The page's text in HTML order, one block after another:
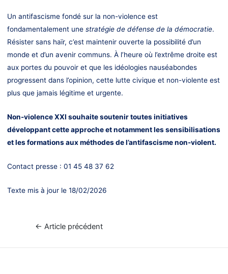
Un antifascisme fondé sur la non-violence est
fondamentalement une stratégie de défense de la démocratie.
Résister sans haïr, c’est maintenir ouverte la possibilité d’un
monde et d’un avenir communs. À l’heure où l’extrême droite est
aux portes du pouvoir et que les idéologies nauséabondes
progressent dans l’opinion, cette lutte civique et non-violente est
plus que jamais légitime et urgente.
Non-violence XXI souhaite soutenir toutes initiatives
développant cette approche et notamment les sensibilisations
et les formations aux méthodes de l’antifascisme non-violent.
Contact presse : 01 45 48 37 62
Texte mis à jour le 18/02/2026
Navigation
l’article
← Article précédent